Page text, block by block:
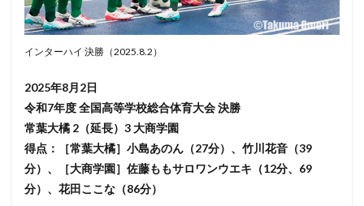
インターハイ 決勝（2025.8.2）
2025年8月2日
令和7年度 全国高等学校総合体育大会 決勝
常葉大橘 2（延長）3 大商学園
得点：［常葉大橘］小島あのん（27分）、竹川花音（39
分）、［大商学園］佐藤ももサロワンウエキ（12分、69
分）、花田ここな（86分）